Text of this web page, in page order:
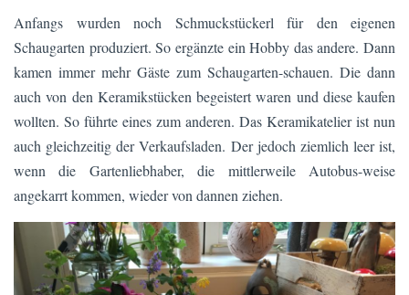
Anfangs wurden noch Schmuckstückerl für den eigenen
Schaugarten produziert. So ergänzte ein Hobby das andere. Dann
kamen immer mehr Gäste zum Schaugarten-schauen. Die dann
auch von den Keramikstücken begeistert waren und diese kaufen
wollten. So führte eines zum anderen. Das Keramikatelier ist nun
auch gleichzeitig der Verkaufsladen. Der jedoch ziemlich leer ist,
wenn die Gartenliebhaber, die mittlerweile Autobus-weise
angekarrt kommen, wieder von dannen ziehen.